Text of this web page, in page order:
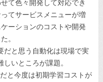
て色々開発して対応でき
てサービスメニューが増
ーションのコストや開発
。
だと思う自動化は現場で実
いところが課題。
だと今度は初期学習コストが